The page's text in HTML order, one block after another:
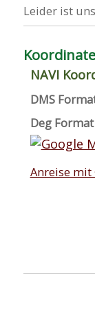
Leider ist
NAVI
DMS
Deg Format
Anreise mit